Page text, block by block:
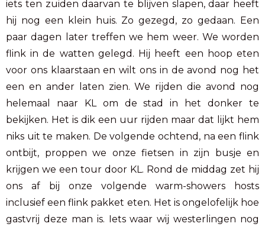
iets ten zuiden daarvan te blijven slapen, daar heeft
hij nog een klein huis. Zo gezegd, zo gedaan. Een
paar dagen later treffen we hem weer. We worden
flink in de watten gelegd. Hij heeft een hoop eten
voor ons klaarstaan en wilt ons in de avond nog het
een en ander laten zien. We rijden die avond nog
helemaal naar KL om de stad in het donker te
bekijken. Het is dik een uur rijden maar dat lijkt hem
niks uit te maken. De volgende ochtend, na een flink
ontbijt, proppen we onze fietsen in zijn busje en
krijgen we een tour door KL. Rond de middag zet hij
ons af bij onze volgende warm-showers hosts
inclusief een flink pakket eten. Het is ongelofelijk hoe
gastvrij deze man is. Iets waar wij westerlingen nog